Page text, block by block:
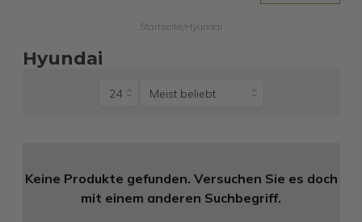
Startseite Hyundai
Hyundai
Keine Produkte gefunden. Versuchen Sie es doch
mit einem anderen Suchbegriff.